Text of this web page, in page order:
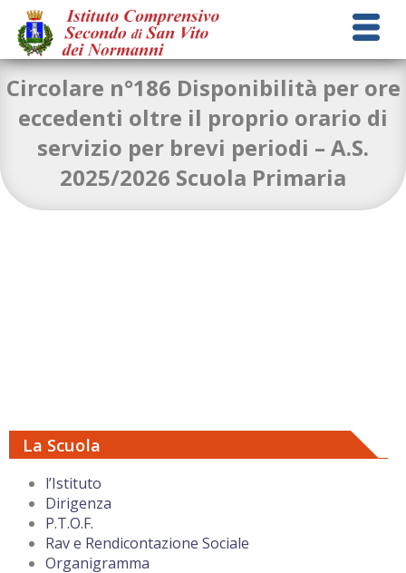
La Scuola
l’Istituto
Dirigenza
P.T.O.F.
Rav e Rendicontazione Sociale
Organigramma
Circolare n°186 Disponibilità per ore
eccedenti oltre il proprio orario di
servizio per brevi periodi – A.S.
2025/2026 Scuola Primaria
circolare n. ore eccedenti primaria N. 2 Download